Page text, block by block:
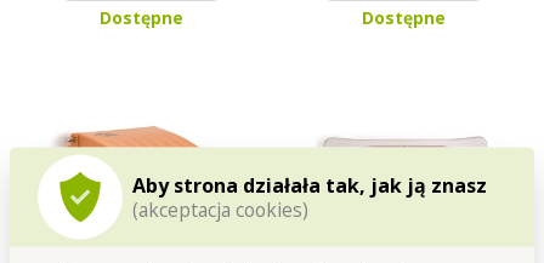
Aby strona działała tak, jak ją znasz
(akceptacja cookies)
Dostępne Dostępne